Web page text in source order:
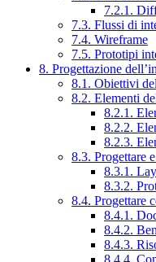
7.2.1.
7.3. Flussi di
7.4. Wireframe
7.5. Prototipi
8. Progettazione
8.1. Obiettivi
8.2. Elementi
8.2.1.
8.2.2.
8.2.3.
8.3. Progettare
8.3.1.
8.3.2.
8.4. Progettare
8.4.1.
8.4.2.
8.4.3.
8.4.4.